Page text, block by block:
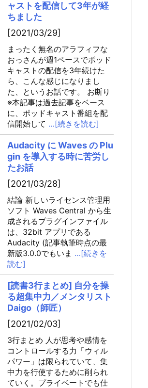
ャストを配信して3年が経
ちました
[2021/03/29]
まったく無名のアラフィフな
おっさんが週1ペースでポッド
キャストの配信を3年続けた
ら、こんな感じになりまし
た、というお話です。 お断り
※本記事は過去記事をベース
に、ポッドキャスト番組を配
信開始して …[続きを読む]
Audacity に Waves の Plu
gin を導入する時に苦労し
たお話
[2021/03/28]
結論 新しいライセンス管理用
ソフト Waves Central から生
成されるプラグインファイル
は、32bit アプリである
Audacity (記事執筆時点の最
新版3.0.0でもいま …[続きを
読む]
[読書3行まとめ] 自分を操
る超集中力／メンタリスト
Daigo（師匠）
[2021/02/03]
3行まとめ 人が思考や感情を
コントロールする力「ウィル
パワー」は限られていて、集
中力を行使するために削られ
ていく。プライベートでも仕